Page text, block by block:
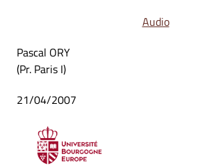
Audio
Pascal ORY
(Pr. Paris I)
21/04/2007